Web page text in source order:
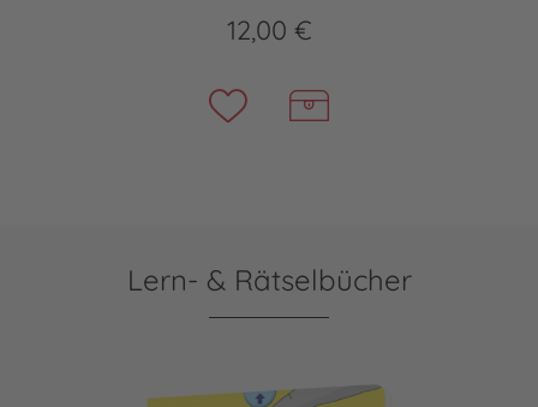
12,00 €
Lern- & Rätselbücher